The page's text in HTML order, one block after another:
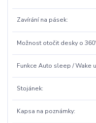
Zavírání na pásek
Možnost otočit desky o
Funkce Auto sleep / Wake
Stojánek
Kapsa na poznámky